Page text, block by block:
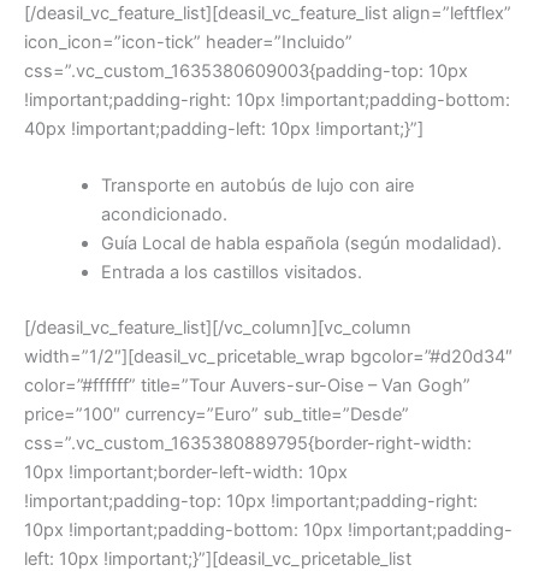
[/deasil_vc_feature_list][deasil_vc_feature_list align=”leftflex”
icon_icon=”icon-tick” header=”Incluido”
css=”.vc_custom_1635380609003{padding-top: 10px
!important;padding-right: 10px !important;padding-bottom:
40px !important;padding-left: 10px !important;}”]
Transporte en autobús de lujo con aire
acondicionado.
Guía Local de habla española (según modalidad).
Entrada a los castillos visitados.
[/deasil_vc_feature_list][/vc_column][vc_column
width=”1/2″][deasil_vc_pricetable_wrap bgcolor=”#d20d34″
color=”#ffffff” title=”Tour Auvers-sur-Oise – Van Gogh”
price=”100″ currency=”Euro” sub_title=”Desde”
css=”.vc_custom_1635380889795{border-right-width:
10px !important;border-left-width: 10px
!important;padding-top: 10px !important;padding-right:
10px !important;padding-bottom: 10px !important;padding-
left: 10px !important;}”][deasil_vc_pricetable_list